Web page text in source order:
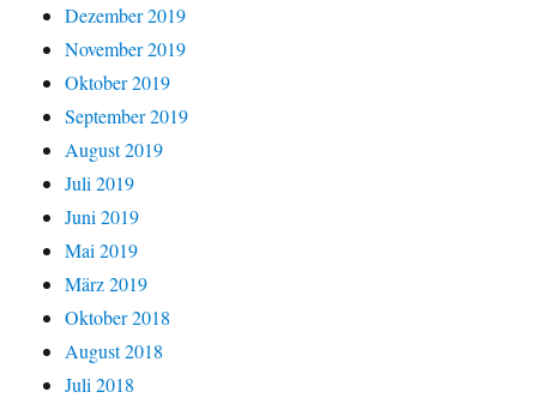
Dezember 2019
November 2019
Oktober 2019
September 2019
August 2019
Juli 2019
Juni 2019
Mai 2019
März 2019
Oktober 2018
August 2018
Juli 2018